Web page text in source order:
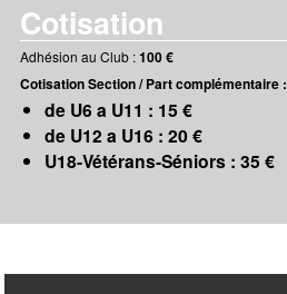
Cotisation
Adhésion au Club :100 €
Cotisation Section / Part complémentaire :
de U6 a U11 : 15 €
de U12 a U16 : 20 €
U18-Vétérans-Séniors : 35 €